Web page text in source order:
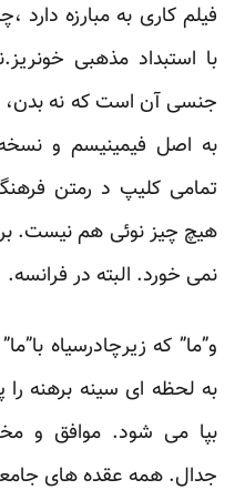
فیلم کاری به مبارزه دارد
با استبداد مذهبی
جنسی آن است که نه بدن،
به اصل فیمینیسم و
تمامی کلیپ د رمتن
هیچ چیز نوئی هم نیست.
نمی خورد. البته در فرانسه.
و”ما” که زیرچادرسیاه
به لحظه ای سینه برهنه را
بپا می شود. موافق و
جدال. همه عقده های جامعه